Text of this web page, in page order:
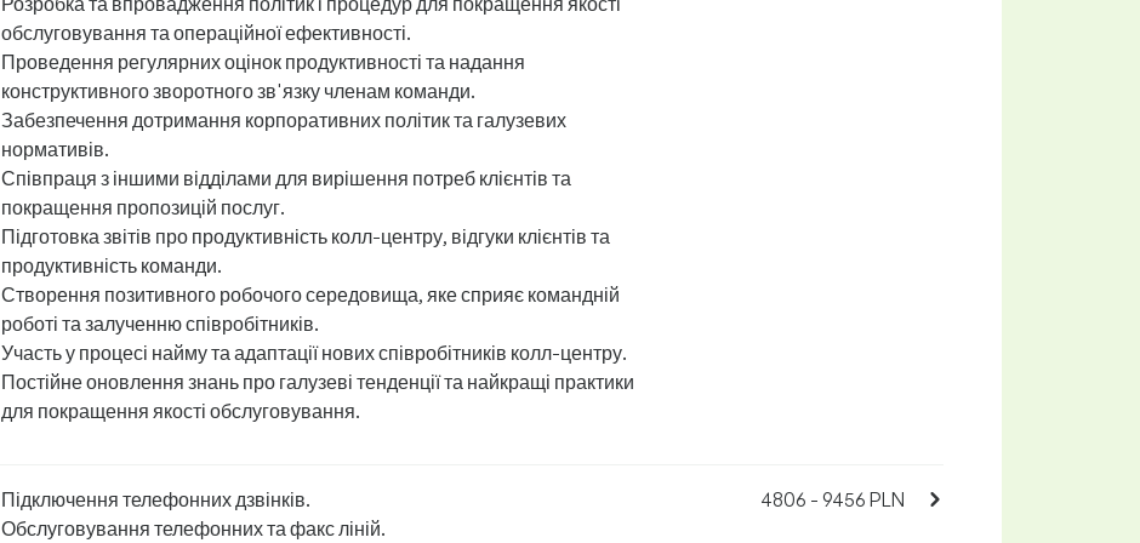
обслуговування та операційної ефективності.
Проведення регулярних оцінок продуктивності та надання
конструктивного зворотного зв'язку членам команди.
Забезпечення дотримання корпоративних політик та галузевих
нормативів.
Співпраця з іншими відділами для вирішення потреб клієнтів та
покращення пропозицій послуг.
Підготовка звітів про продуктивність колл-центру, відгуки клієнтів та
продуктивність команди.
Створення позитивного робочого середовища, яке сприяє командній
роботі та залученню співробітників.
Участь у процесі найму та адаптації нових співробітників колл-центру.
Постійне оновлення знань про галузеві тенденції та найкращі практики
для покращення якості обслуговування.
Підключення телефонних дзвінків.
Обслуговування телефонних та факс ліній.
4806 - 9456 PLN